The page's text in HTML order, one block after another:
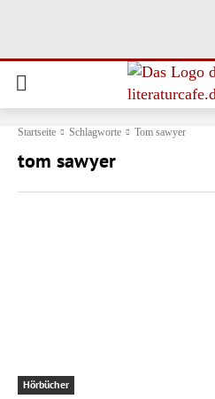
Startseite Schlagworte Tom sawyer
tom sawyer
Hörbücher